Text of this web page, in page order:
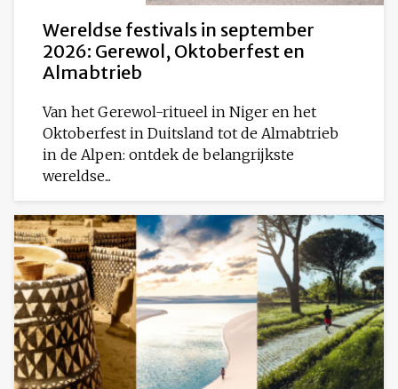
Wereldse festivals in september
2026: Gerewol, Oktoberfest en
Almabtrieb
Van het Gerewol-ritueel in Niger en het
Oktoberfest in Duitsland tot de Almabtrieb
in de Alpen: ontdek de belangrijkste
wereldse...